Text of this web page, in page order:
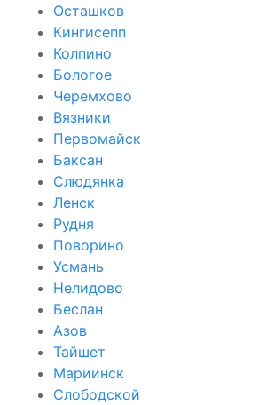
Осташков
Кингисепп
Колпино
Бологое
Черемхово
Вязники
Первомайск
Баксан
Слюдянка
Ленск
Рудня
Поворино
Усмань
Нелидово
Беслан
Азов
Тайшет
Мариинск
Слободской